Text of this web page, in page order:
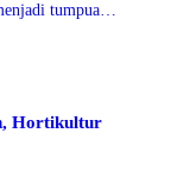
tumpuan
Hortikultur